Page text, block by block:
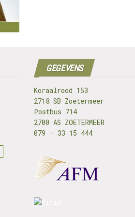
GEGEVENS
Koraalrood 153
2718 SB Zoetermeer
Postbus 714
2700 AS ZOETERMEER
079 – 33 15 444